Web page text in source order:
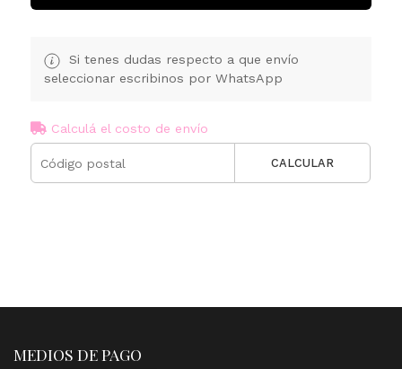
Si tenes dudas respecto a que envío
seleccionar escribinos por WhatsApp
Calculá el costo de envío
CALCULAR
MEDIOS DE PAGO